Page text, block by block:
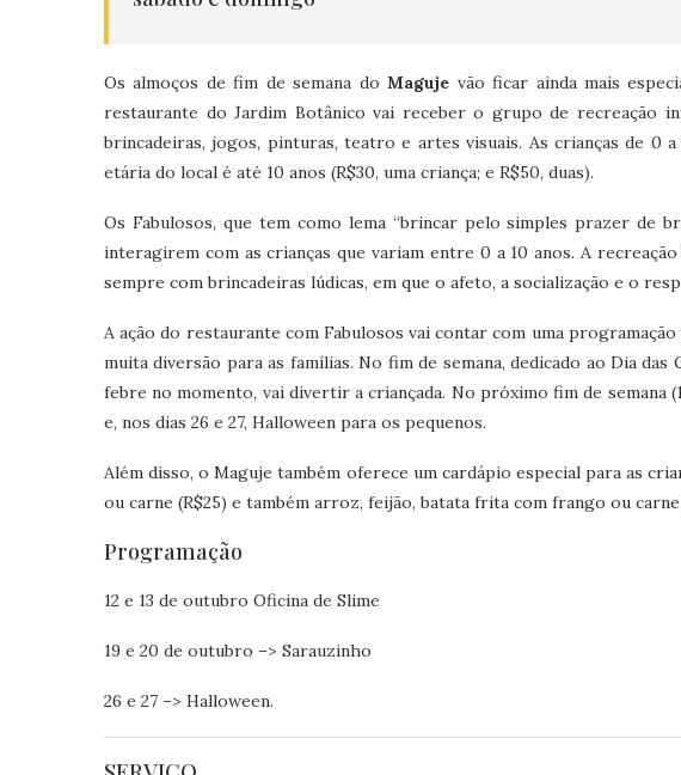
Os almoços de fim de semana doMaguje vão ficar ainda mais
restaurante do Jardim Botânico vai receber o grupo de recreação
brincadeiras, jogos, pinturas, teatro e artes visuais. As crianças de 0 a
etária do local é até 10 anos (R$30, uma criança; e R$50, duas).
Os Fabulosos, que tem como lema “brincar pelo simples prazer de
interagirem com as crianças que variam entre 0 a 10 anos. A
sempre com brincadeiras lúdicas, em que o afeto, a socialização e o
A ação do restaurante com Fabulosos vai contar com uma
muita diversão para as famílias. No fim de semana, dedicado ao Dia das
febre no momento, vai divertir a criançada. No próximo fim de semana
e, nos dias 26 e 27, Halloween para os pequenos.
Além disso, o Maguje também oferece um cardápio especial para as
ou carne (R$25) e também arroz, feijão, batata frita com frango ou carne
Programação
12 e 13 de outubro Oficina de Slime
19 e 20 de outubro –> Sarauzinho
26 e 27 –> Halloween.